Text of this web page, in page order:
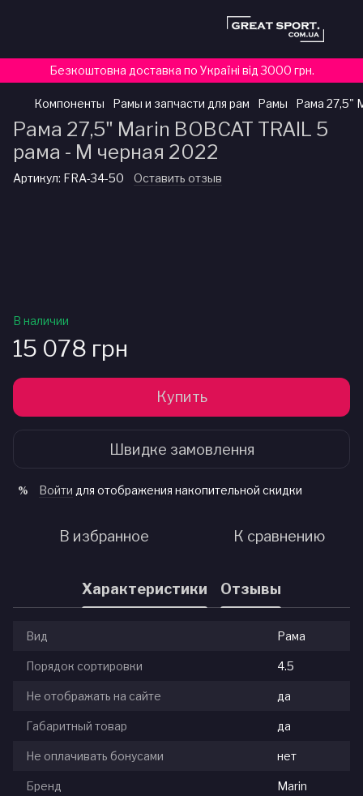
Безкоштовна доставка по Україні від 3000 грн.
Компоненты Рамы и запчасти для рам Рамы Рама 27,5"
Рама 27,5" Marin BOBCAT TRAIL 5
рама - M черная 2022
Артикул: FRA-34-50 Оставить отзыв
В наличии
15 078 грн
Купить
Швидке замовлення
% Войти для отображения накопительной скидки
В избранное К сравнению
Характеристики Отзывы
Вид Рама
Порядок сортировки 4.5
Не отображать на сайте да
Габаритный товар да
Не оплачивать бонусами нет
Бренд Marin